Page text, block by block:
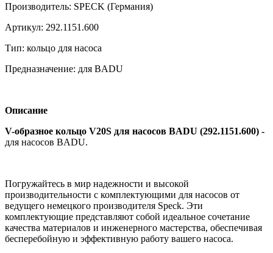
Производитель: SPECK (Германия)
Артикул: 292.1151.600
Тип: кольцо для насоса
Предназначение: для BADU
Описание
V-образное кольцо V20S для насосов BADU (292.1151.600) -
для насосов BADU.
Погружайтесь в мир надежности и высокой
производительности с комплектующими для насосов от
ведущего немецкого производителя Speck. Эти
комплектующие представляют собой идеальное сочетание
качества материалов и инженерного мастерства, обеспечивая
бесперебойную и эффективную работу вашего насоса.